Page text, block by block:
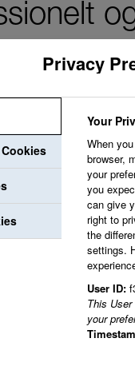
Privacy
Your
When
browser,
your
you
can give
right to
the
settings.
User ID:
This
your